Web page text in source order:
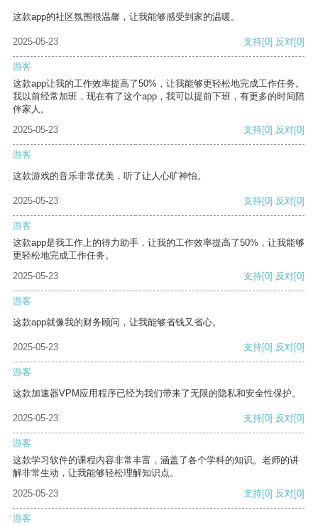
这款app的社区氛围很温馨，让我能够感受到家的温暖。
2025-05-23 支持[0] 反对[0]
游客
这款app让我的工作效率提高了50%，让我能够更轻松地完成工作任务。
我以前经常加班，现在有了这个app，我可以提前下班，有更多的时间陪
伴家人。
2025-05-23
支持[0] 反对[0]
游客
这款游戏的音乐非常优美，听了让人心旷神怡。
2025-05-23 支持[0] 反对[0]
游客
这款app是我工作上的得力助手，让我的工作效率提高了50%，让我能够
更轻松地完成工作任务。
2025-05-23
支持[0] 反对[0]
游客
这款app就像我的财务顾问，让我能够省钱又省心。
2025-05-23 支持[0] 反对[0]
游客
这款加速器VPM应用程序已经为我们带来了无限的隐私和安全性保护。
2025-05-23 支持[0] 反对[0]
游客
这款学习软件的课程内容非常丰富，涵盖了各个学科的知识。老师的讲
解非常生动，让我能够轻松理解知识点。
2025-05-23
支持[0] 反对[0]
游客